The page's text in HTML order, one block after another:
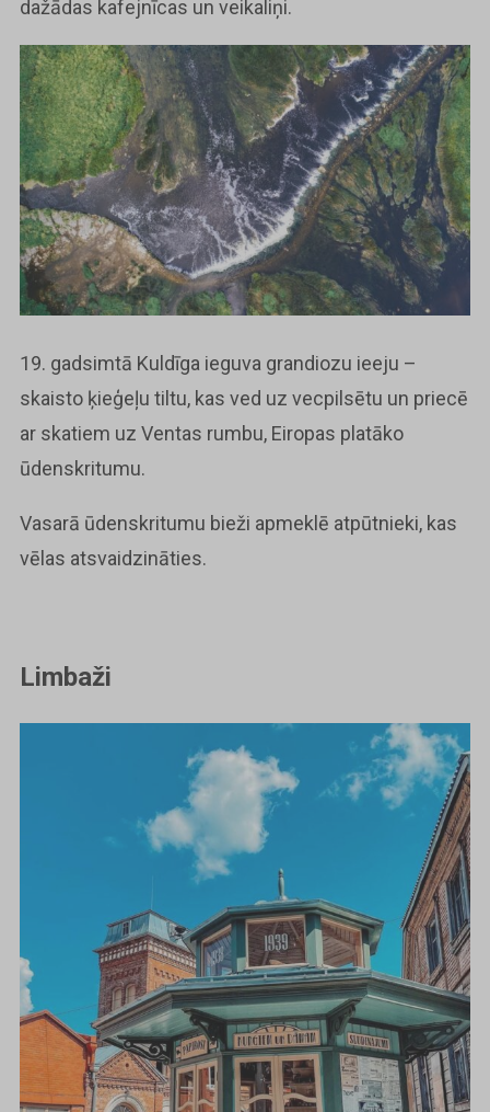
dažādas kafejnīcas un veikaliņi.
19. gadsimtā Kuldīga ieguva grandiozu ieeju –
skaisto ķieģeļu tiltu, kas ved uz vecpilsētu un priecē
ar skatiem uz Ventas rumbu, Eiropas platāko
ūdenskritumu.
Vasarā ūdenskritumu bieži apmeklē atpūtnieki, kas
vēlas atsvaidzināties.
Limbaži